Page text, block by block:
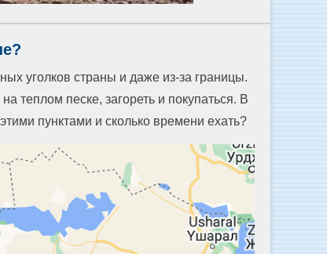
уголков страны и даже из-за границы.
теплом песке, загореть и покупаться. В
пунктами и сколько времени ехать?